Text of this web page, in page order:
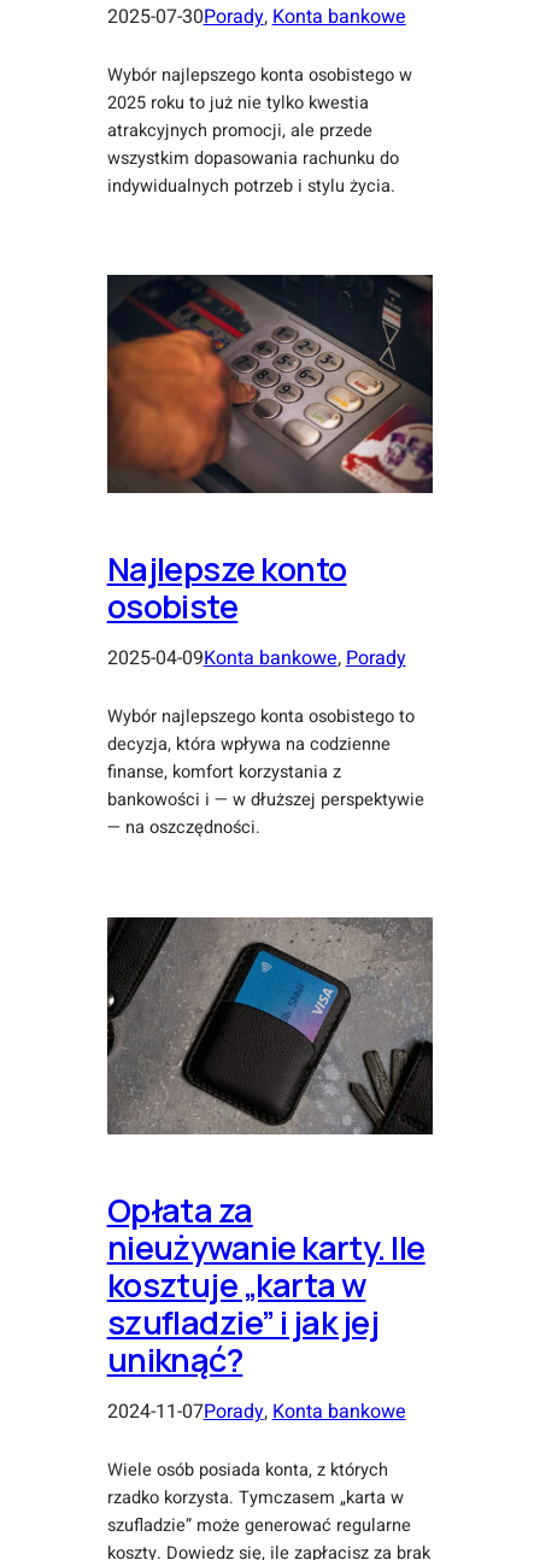
2025-07-30Porady, Konta bankowe
Wybór najlepszego konta osobistego w
2025 roku to już nie tylko kwestia
atrakcyjnych promocji, ale przede
wszystkim dopasowania rachunku do
indywidualnych potrzeb i stylu życia.
Najlepsze konto
osobiste
2025-04-09Konta bankowe, Porady
Wybór najlepszego konta osobistego to
decyzja, która wpływa na codzienne
finanse, komfort korzystania z
bankowości i — w dłuższej perspektywie
— na oszczędności.
Opłata za
nieużywanie karty. Ile
kosztuje „karta w
szufladzie” i jak jej
uniknąć?
2024-11-07Porady, Konta bankowe
Wiele osób posiada konta, z których
rzadko korzysta. Tymczasem „karta w
szufladzie” może generować regularne
koszty. Dowiedz się, ile zapłacisz za brak